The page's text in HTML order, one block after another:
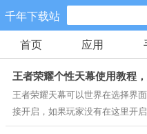
千年下载站
手游分类
卡牌回合
10款手游
休
首页 应用
王者荣耀个性天幕使用教程
王者荣耀天幕可以世界在选择界
接开启，如果玩家没有在这里开
个个性天幕选项，玩家点击个性